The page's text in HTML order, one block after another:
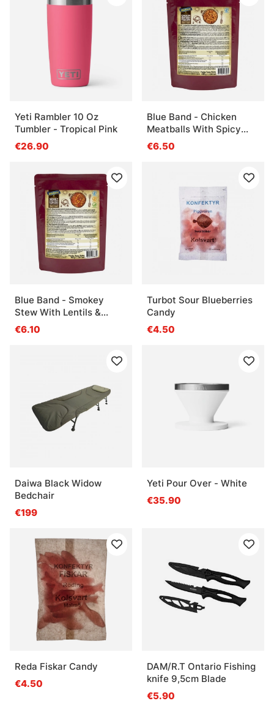
Yeti Rambler 10 Oz
Tumbler - Tropical Pink
€26.90
Blue Band - Chicken
Meatballs With Spicy
Tomato Sauce
€6.50
Blue Band - Smokey
Stew With Lentils &
Potatoes
€6.10
Turbot Sour Blueberries
Candy
€4.50
Daiwa Black Widow
Bedchair
€199
Yeti Pour Over - White
€35.90
Reda Fiskar Candy
€4.50
DAM/R.T Ontario Fishing
knife 9,5cm Blade
€5.90